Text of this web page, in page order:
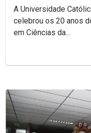
A Universidade
celebrou os 20 anos
em Ciências da...